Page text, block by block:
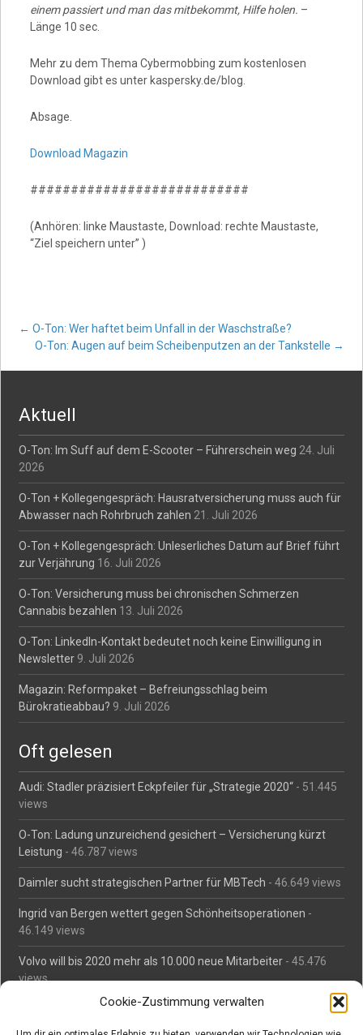
Cookie-Zustimmung verwalten
einem passiert und man das mitbekommt, Hilfe holen. –
Länge 10 sec.
Mehr zu dem Thema Cybermobbing zum kostenlosen
Download gibt es unter kaspersky.de/blog.
Absage.
Download Magazin
###########################
(Anhören: linke Maustaste, Download: rechte Maustaste,
“Ziel speichern unter” )
Post
← O-Ton: Wer haftet beim Unfall in der Waschstraße?
O-Ton: Augen auf beim Scheibenputzen an der Tankstelle →
Aktuell
O-Ton: Im Suff auf dem E-Scooter – Führerschein weg 24. Juli
2026
O-Ton + Kollegengespräch: Hausratversicherung muss auch für
Abwasser nach Rohrbruch zahlen 21. Juli 2026
O-Ton + Kollegengespräch: Unleserliches Datum auf Brief führt
zur Verjährung 16. Juli 2026
O-Ton: Versicherung muss bei chronischen Schmerzen
Cannabis bezahlen 13. Juli 2026
O-Ton: LinkedIn-Kontakt bedeutet noch keine Einwilligung in
Newsletter 9. Juli 2026
Magazin: Reformpaket – Befreiungsschlag beim
Bürokratieabbau? 9. Juli 2026
Oft gelesen
Audi: Stadler präzisiert Eckpfeiler für „Strategie 2020“ - 51.445
views
O-Ton: Ladung unzureichend gesichert – Versicherung kürzt
Leistung - 46.787 views
Daimler sucht strategischen Partner für MBTech - 46.649 views
Ingrid van Bergen wettert gegen Schönheitsoperationen -
46.149 views
Volvo will bis 2020 mehr als 10.000 neue Mitarbeiter - 45.476
views
Mäßiges Interesse an Daimlers MBtech- 44.700 views